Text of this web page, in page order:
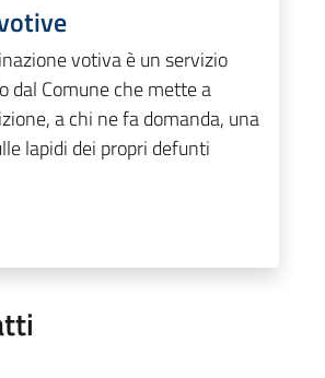
votiva è un servizio
dal Comune che mette a
a chi ne fa domanda, una
lapidi dei propri defunti